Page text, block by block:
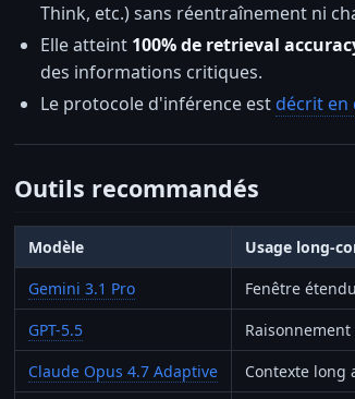
Think, etc.) sans réentraînement ni
Elle atteint 100% de retrieval
des informations critiques.
Le protocole d'inférence estdécrit en
Outils recommandés
Modèle Usage long-
Gemini 3.1 Pro
Fenêtre
GPT-5.5
Claude Opus 4.7 Adaptive
Contexte long